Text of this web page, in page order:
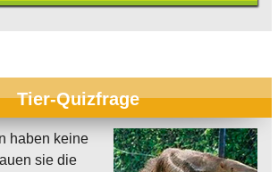
Tier-Quizfrage
haben keine
sie die